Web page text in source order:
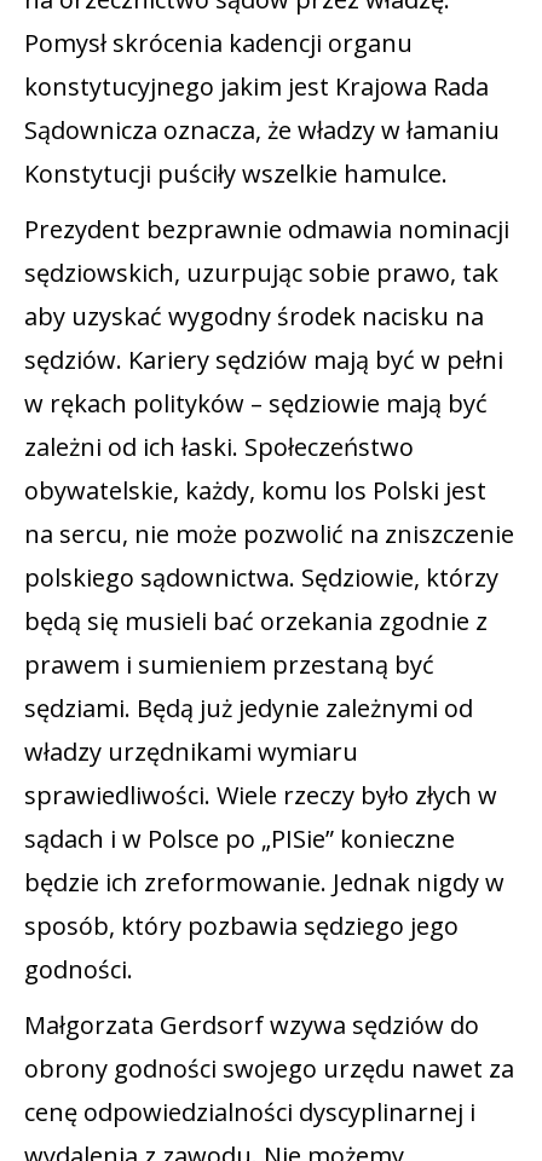
Pomysł skrócenia kadencji organu
konstytucyjnego jakim jest Krajowa Rada
Sądownicza oznacza, że władzy w łamaniu
Konstytucji puściły wszelkie hamulce.
Prezydent bezprawnie odmawia nominacji
sędziowskich, uzurpując sobie prawo, tak
aby uzyskać wygodny środek nacisku na
sędziów. Kariery sędziów mają być w pełni
w rękach polityków – sędziowie mają być
zależni od ich łaski. Społeczeństwo
obywatelskie, każdy, komu los Polski jest
na sercu, nie może pozwolić na zniszczenie
polskiego sądownictwa. Sędziowie, którzy
będą się musieli bać orzekania zgodnie z
prawem i sumieniem przestaną być
sędziami. Będą już jedynie zależnymi od
władzy urzędnikami wymiaru
sprawiedliwości. Wiele rzeczy było złych w
sądach i w Polsce po „PISie” konieczne
będzie ich zreformowanie. Jednak nigdy w
sposób, który pozbawia sędziego jego
godności.
Małgorzata Gerdsorf wzywa sędziów do
obrony godności swojego urzędu nawet za
cenę odpowiedzialności dyscyplinarnej i